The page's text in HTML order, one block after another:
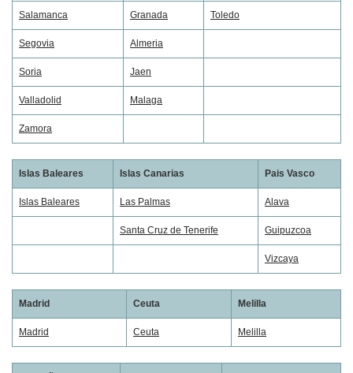
Salamanca Granada Toledo
Segovia Almeria
Soria Jaen
Valladolid Malaga
Zamora
Islas Baleares Islas Canarias Pais Vasco
Islas Baleares Las Palmas Alava
Santa Cruz de Tenerife Guipuzcoa
Vizcaya
Madrid Ceuta Melilla
Madrid Ceuta Melilla